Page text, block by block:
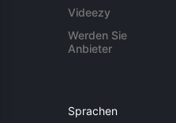
Videezy
Werden Sie
Anbieter
Sprachen